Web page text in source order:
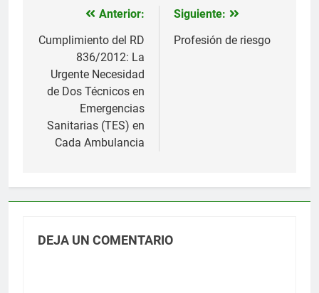
Navegación
de
entradas
Anterior:
Cumplimiento del RD
836/2012: La
Urgente Necesidad
de Dos Técnicos en
Emergencias
Sanitarias (TES) en
Cada Ambulancia
Siguiente:
Profesión de riesgo
DEJA UN COMENTARIO